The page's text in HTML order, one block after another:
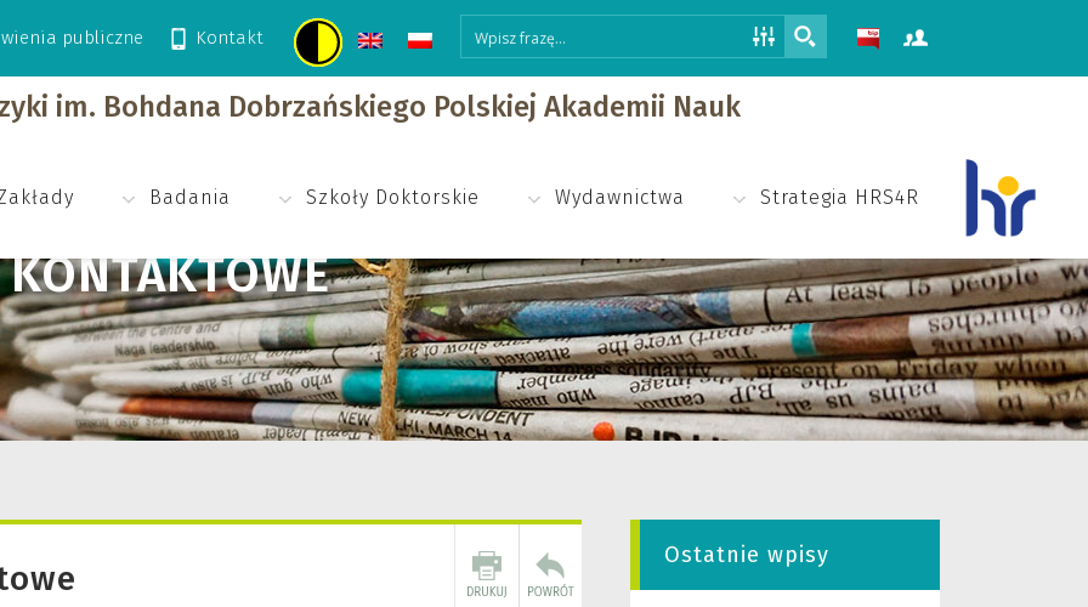
publiczne Kontakt
im. Bohdana Dobrzańskiego Polskiej Akademii Nauk
Badania Szkoły Doktorskie Wydawnictwa Strategia HRS4R
Ostatnie wpisy